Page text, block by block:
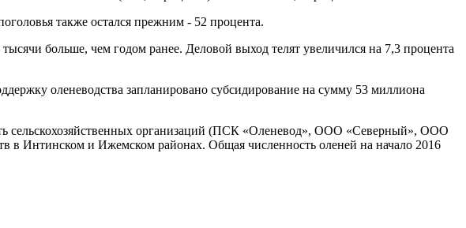
также остался прежним - 52 процента.
больше, чем годом ранее. Деловой выход телят увеличился на 7,3 процента
оленеводства запланировано субсидирование на сумму 53 миллиона
сельскохозяйственных организаций (ПСК «Оленевод», ООО «Северный», ООО
в Интинском и Ижемском районах. Общая численность оленей на начало 2016